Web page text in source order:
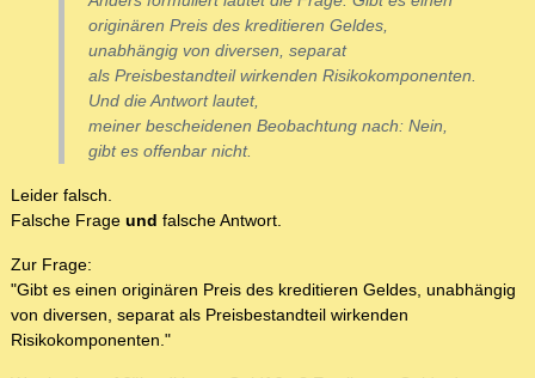
originären Preis des kreditieren Geldes,
unabhängig von diversen, separat
als Preisbestandteil wirkenden Risikokomponenten.
Und die Antwort lautet,
meiner bescheidenen Beobachtung nach: Nein,
gibt es offenbar nicht.
Leider falsch.
Falsche Frage und falsche Antwort.
Zur Frage:
"Gibt es einen originären Preis des kreditieren Geldes, unabhängig
von diversen, separat als Preisbestandteil wirkenden
Risikokomponenten."